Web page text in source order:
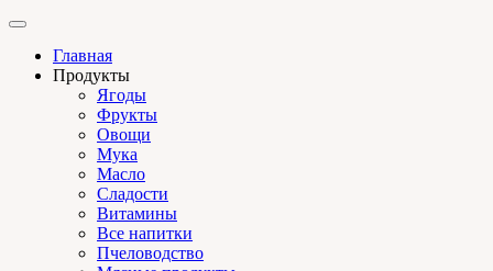
Главная
Продукты
Ягоды
Фрукты
Овощи
Мука
Масло
Сладости
Витамины
Все напитки
Пчеловодство